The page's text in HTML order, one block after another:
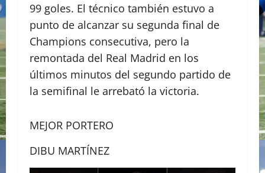
99 goles. El técnico también estuvo a
punto de alcanzar su segunda final de
Champions consecutiva, pero la
remontada del Real Madrid en los
últimos minutos del segundo partido de
la semifinal le arrebató la victoria.
MEJOR PORTERO
DIBU MARTÍNEZ